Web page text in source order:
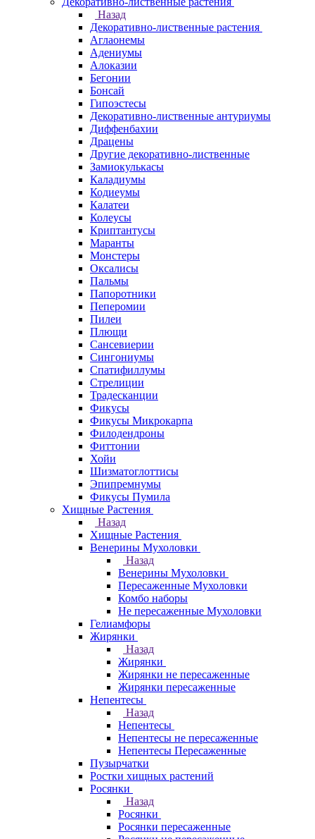
Назад
Декоративно-лиственные растения
Аглаонемы
Адениумы
Алоказии
Бегонии
Бонсай
Гипоэстесы
Декоративно-лиственные антуриумы
Диффенбахии
Драцены
Другие декоративно-лиственные
Замиокулькасы
Каладиумы
Кодиеумы
Калатеи
Колеусы
Криптантусы
Маранты
Монстеры
Оксалисы
Пальмы
Папоротники
Пеперомии
Пилеи
Плющи
Сансевиерии
Сингониумы
Спатифиллумы
Стрелиции
Традесканции
Фикусы
Фикусы Микрокарпа
Филодендроны
Фиттонии
Хойи
Шизматоглоттисы
Эпипремнумы
Фикусы Пумила
Хищные Растения
Назад
Хищные Растения
Венерины Мухоловки
Назад
Венерины Мухоловки
Пересаженные Мухоловки
Комбо наборы
Не пересаженные Мухоловки
Гелиамфоры
Жирянки
Назад
Жирянки
Жирянки не пересаженные
Жирянки пересаженные
Непентесы
Назад
Непентесы
Непентесы не пересаженные
Непентесы Пересаженные
Пузырчатки
Ростки хищных растений
Росянки
Назад
Росянки
Росянки пересаженные